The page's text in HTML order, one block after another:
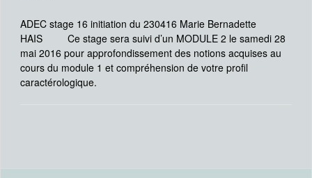
ADEC stage 16 initiation du 230416 Marie Bernadette
HAIS Ce stage sera suivi d’un MODULE 2 le samedi 28
mai 2016 pour approfondissement des notions acquises au
cours du module 1 et compréhension de votre profil
caractérologique.